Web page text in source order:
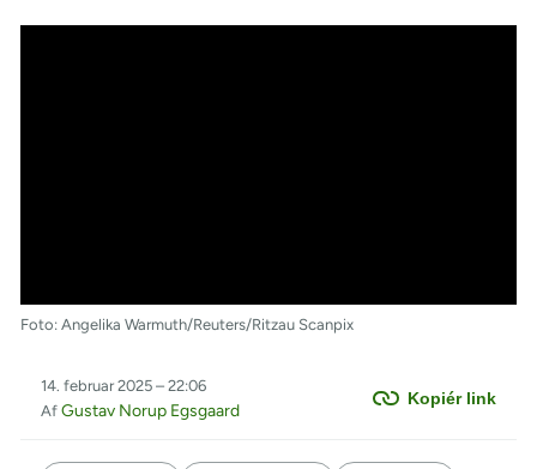
Foto: Angelika Warmuth/Reuters/Ritzau Scanpix
Kopiér link
14. februar 2025 – 22:06
Af Gustav Norup Egsgaard